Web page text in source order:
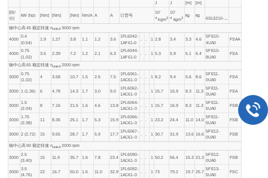
J J [m]
[m]
[转/
分]
kW (hp) [Nm] [Nm] [Nm] Nm/A A A 订货号
10-
4 kgm2
10-
4 kgm2
kg kg
6SL3210-...
轴中心高 45 额定转速 nrated 3000 rpm
4000
0.4
(0.54)
1.9 1.27 3.8 1.1 1.2 3.6
1FL6042-
1AF61-0
. . 1 2.8 3.4 3.3 4.6
5FE10-
4UA0
FSAA
4000
0.75
(1.02)
3.5 2.39 7.2 1.2 2.1 6.3
1FL6044-
1AF61-0
. . 1 5.3 5.9 5.1 6.4
5FE10-
8UA0
FSA
轴中心高 65 额定转速 nrated 2000 rpm
3000
0.75
(1.02)
4 3.58 10.7 1.5 2.5 7.5
1FL6061-
1AC61-0
. . 1 8.2 9.4 5.6 8.6
5FE11-
0UA0
FSA
3000 1 (1.36) 6 4.78 14.3 1.7 3.0 9.0
1FL6062-
1AC61-0
. . 1 15.7 16.9 8.3 11.3
5FE11-
0UA0
FSA
3000
1.5
(2.04)
8 7.16 21.5 1.6 4.6 13.8
1FL6064-
1AC61-0
. . 1 15.7 16.9 8.3 11.3
5FE11-
5UA0
FSB
3000
1.75
(2.38)
11 8.36 25.1 1.7 5.3 15.9
1FL6066-
1AC61-0
. . 1 23.2 24.4 11.0 14.0
5FE11-
5UA0
FSB
3000 2 (2.72) 15 9.55 28.7 1.7 5.9 17.7
1FL6067-
1AC61-0
. . 1 30.7 31.9 13.6 16.6
5FE12-
0UA0
FSB
轴中心高 90 额定转速 nrated 2000 rpm
3000
2.5
(3.40)
15 11.9 35.7 1.6 7.8 23.4
1FL6090-
1AC61-0
. . 1 50.2 56.4 15.3 21.3
5FE12-
0UA0
FSB
3000
3.5
(4.76)
22 16.7 50.0 1.6 11.0 32.9
1FL6092-
1AC61-0
. . 1 73 79.2 19.7 25.7
5FE13-
5UA0
FSC